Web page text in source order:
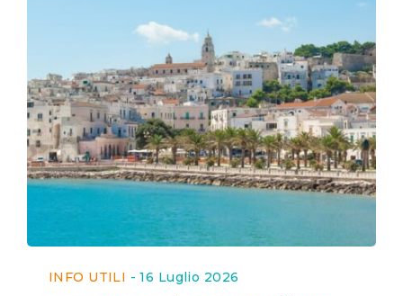
INFO UTILI -16 Luglio 2026